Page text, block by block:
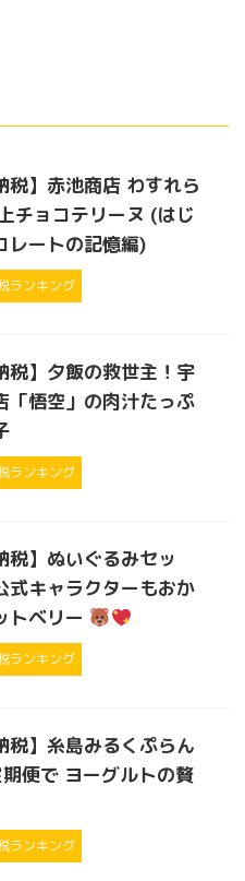
税】赤池商店 わすれら
チョコテリーヌ (はじ
レートの記憶編)
ランキング
税】夕飯の救世主！宇
「悟空」の肉汁たっぷ
ランキング
税】ぬいぐるみセッ
式キャラクターもおか
トベリー
ランキング
税】糸島みるくぷらん
便で ヨーグルトの贅
ランキング